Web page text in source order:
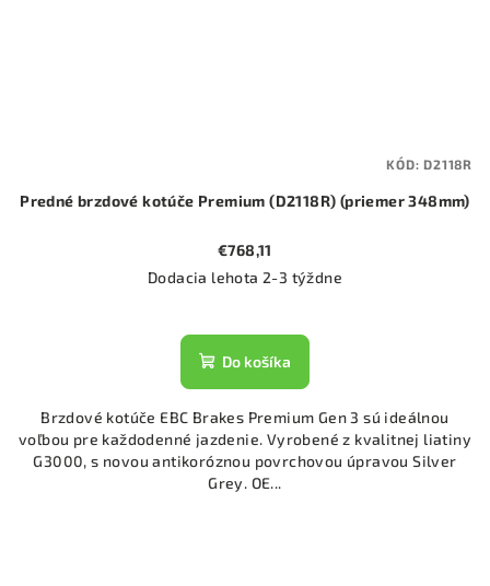
Predné brzdové kotúče Premium (D2118R) (priemer 348mm)
€768,11
Dodacia lehota 2-3 týždne
Do košíka
Brzdové kotúče EBC Brakes Premium Gen 3 sú ideálnou
voľbou pre každodenné jazdenie. Vyrobené z kvalitnej liatiny
G3000, s novou antikoróznou povrchovou úpravou Silver
Grey. OE...
KÓD:D2118R